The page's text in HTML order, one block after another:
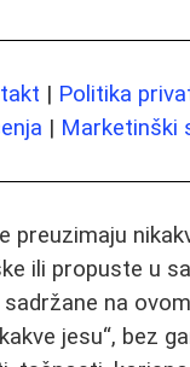
| Politika
| Marketinški
preuzimaju
ili propuste u
na
jesu“, bez